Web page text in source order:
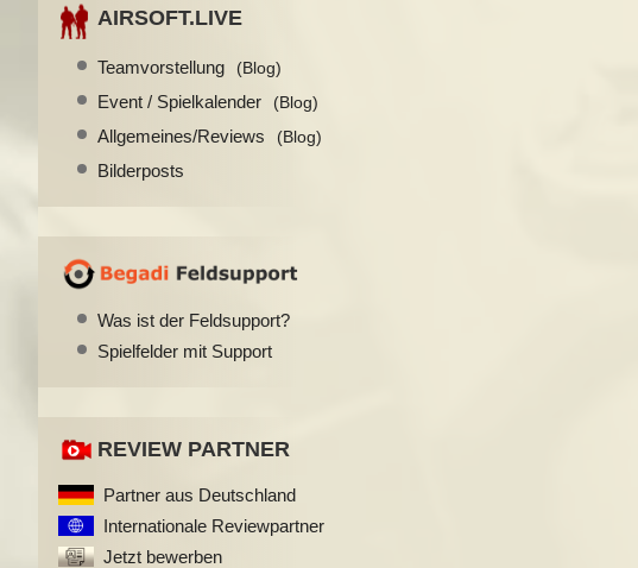
AIRSOFT.LIVE
Teamvorstellung (Blog)
Event / Spielkalender (Blog)
Allgemeines/Reviews (Blog)
Bilderposts
Was ist der Feldsupport?
Spielfelder mit Support
REVIEW PARTNER
Partner aus Deutschland
Internationale Reviewpartner
Jetzt bewerben